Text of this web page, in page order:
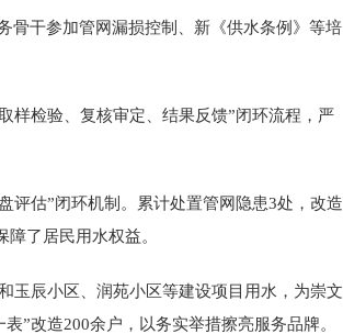
骨干参加管网漏损控制、新《供水条例》等培
样检验、复核审定、结果反馈”闭环流程，严
评估”闭环机制。累计处置管网隐患3处，改造
了居民用水权益。
玉辰小区、润苑小区等建设项目用水，为崇文
”改造200余户，以务实举措擦亮服务品牌。